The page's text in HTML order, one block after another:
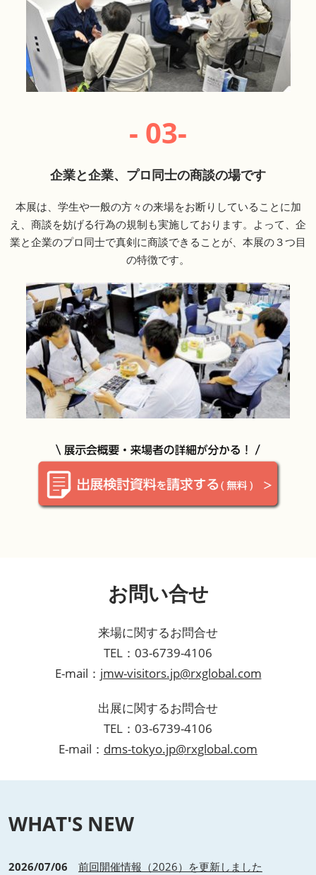
- 03-
企業と企業、プロ同士の商談の場です
本展は、学生や一般の方々の来場をお断りしていることに加
え、商談を妨げる行為の規制も実施しております。よって、企
業と企業のプロ同士で真剣に商談できることが、本展の３つ目
の特徴です。
お問い合せ
来場に関するお問合せ
TEL：03-6739-4106
E-mail： jmw-visitors.jp@rxglobal.com
出展に関するお問合せ
TEL：03-6739-4106
E-mail： dms-tokyo.jp@rxglobal.com
WHAT'S NEW
2026/07/06 前回開催情報（2026）を更新しました